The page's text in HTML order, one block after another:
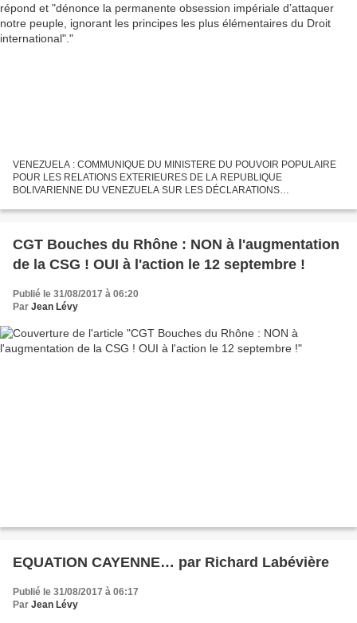
VENEZUELA : COMMUNIQUE DU MINISTERE DU POUVOIR POPULAIRE
POUR LES RELATIONS EXTERIEURES DE LA REPUBLIQUE
BOLIVARIENNE DU VENEZUELA SUR LES DÉCLARATIONS
Gouvernement de la République bolivarienne...
CGT Bouches du Rhône : NON à l'augmentation
de la CSG ! OUI à l'action le 12 septembre !
Publié le 31/08/2017 à 06:20
Par Jean Lévy
EQUATION CAYENNE… par Richard Labévière
Publié le 31/08/2017 à 06:17
Par Jean Lévy